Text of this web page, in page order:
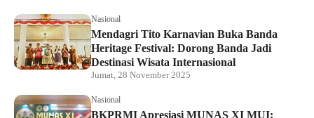
Nasional
Mendagri Tito Karnavian Buka Banda
Heritage Festival: Dorong Banda Jadi
Destinasi Wisata Internasional
Jumat, 28 November 2025
Nasional
BKPRMI Apresiasi MUNAS XI MUI: